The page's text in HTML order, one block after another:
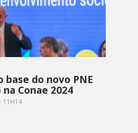
base do novo PNE
Conae 2024
11H14